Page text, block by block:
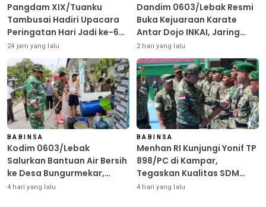
Pangdam XIX/Tuanku
Tambusai Hadiri Upacara
Peringatan Hari Jadi ke-69
Provinsi Riau
24 jam yang lalu
Dandim 0603/Lebak Resmi
Buka Kejuaraan Karate
Antar Dojo INKAI, Jaring
Bibit Atlet Unggul Sambut
HUT ke-81 RI
2 hari yang lalu
BABINSA
Kodim 0603/Lebak
Salurkan Bantuan Air Bersih
ke Desa Bungurmekar,
Ringankan Beban Warga
4 hari yang lalu
BABINSA
Menhan RI Kunjungi Yonif TP
898/PC di Kampar,
Tegaskan Kualitas SDM
Kunci Kekuatan TNI
4 hari yang lalu